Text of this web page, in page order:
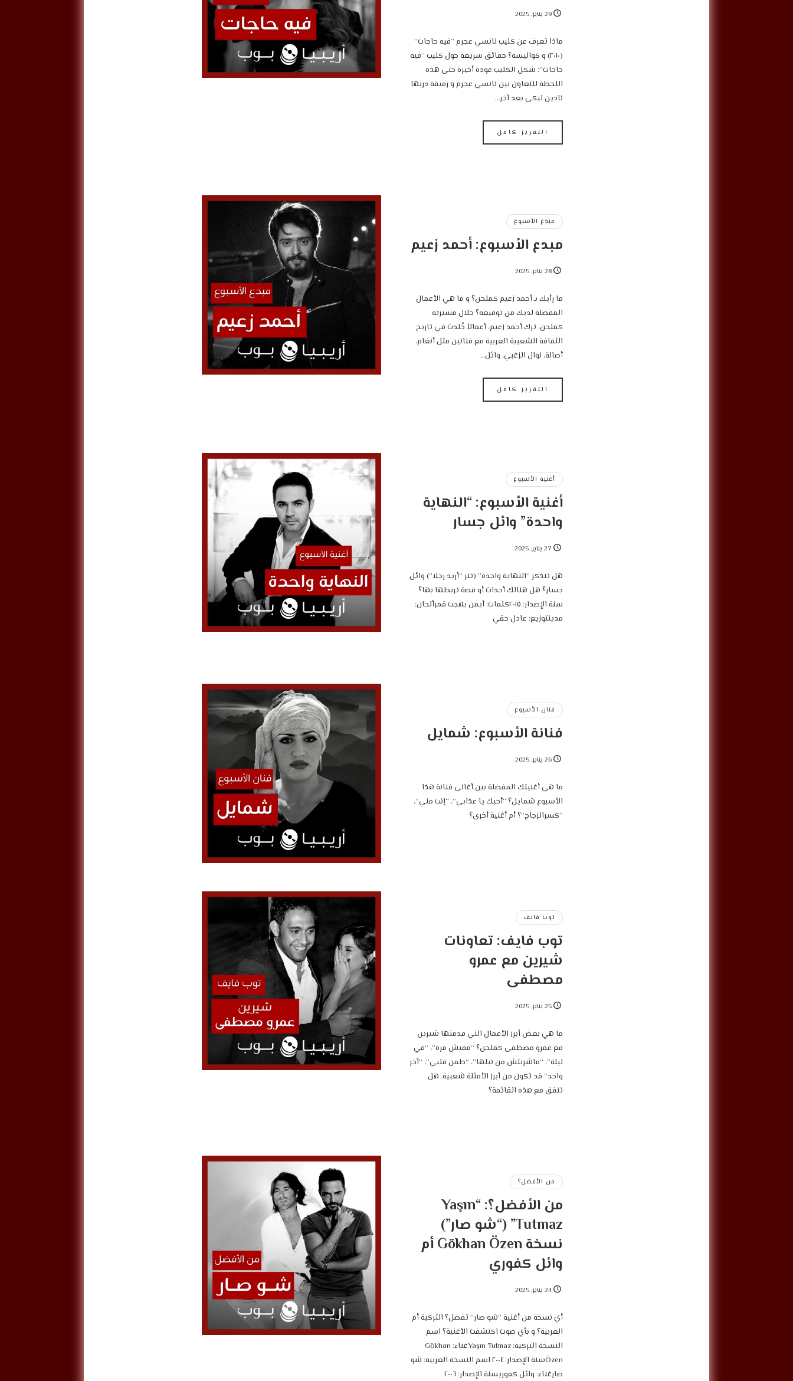
29 يناير, 2025
ماذا تعرف عن كليب نانسي عجرم “فيه حاجات”
(٢٠١٠) و كواليسه؟ حقائق سريعة حول كليب “فيه
حاجات”: شكل الكليب عودة أخيرة حتى هذه
اللحظة للتعاون بين نانسي عجرم و رفيقة دربها
نادين لبكي بعد آخر…
التقرير كامل
مبدع الأسبوع
مبدع الأسبوع: أحمد زعيم
28 يناير, 2025
ما رأيك بـ أحمد زعيم كملحن؟ و ما هي الأعمال
المفضلة لديك من توقيعه؟ خلال مسيرته
كملحن، ترك أحمد زعيم، أعمالاً خُلدت في تاريخ
الثقافة الشعبية العربية مع فنانين مثل أنغام،
أصالة، نوال الزغبي، وائل…
التقرير كامل
أغنية الأسبوع
أغنية الأسبوع: “النهاية
واحدة” وائل جسار
27 يناير, 2025
هل تتذكر “النهاية واحدة” (تتر “أريد رجلا”) وائل
جسار؟ هل هنالك أحداث أو قصة تربطها بها؟
سنة الإصدار: ٢٠١٥كلمات: أيمن بهجت قمرألحان:
مدينتوزيع: عادل حقي
فنان الأسبوع
فنانة الأسبوع: شمايل
26 يناير, 2025
ما هي أغنيتك المفضلة بين أغاني فنانة هذا
الأسبوع شمايل؟ “أحبك يا عذابي”، “إنت مني”،
“كسرالزجاج”؟ أم أغنية أخرى؟
توب فايف
توب فايف: تعاونات
شيرين مع عمرو
مصطفى
25 يناير, 2025
ما هي بعض أبرز الأعمال التي قدمتها شيرين
مع عمرو مصطفى كملحن؟ “مفيش مرة”، “في
ليلة”، “ماشربتش من نيلها”، “طمن قلبي”، “آخر
واحد” قد تكون من أبرز الأمثلة شعبية. هل
تتفق مع هذه القائمة؟
من الأفضل؟
من الأفضل؟: “Yaşın
Tutmaz” (“شو صار”)
نسخة Gökhan Özen أم
وائل كفوري
24 يناير, 2025
أي نسخة من أغنية “شو صار” تفضل؟ التركية أم
العربية؟ و بأي صوت اكتشفت الأغنية؟ اسم
النسخة التركية: Yaşın Tutmazغناء: Gökhan
Özenسنة الإصدار: ٢٠٠٤ اسم النسخة العربية: شو
صارغناء: وائل كفوريسنة الإصدار: ٢٠٠٦